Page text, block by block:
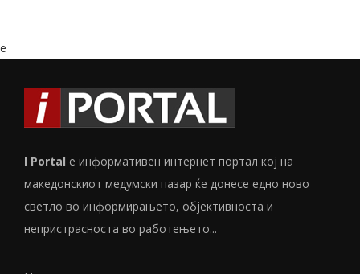
e
I Portal е информативен интернет портал кој на
македонскиот медумски пазар ќе донесе едно ново
светло во информирањето, објективноста и
непристрасноста во работењето...